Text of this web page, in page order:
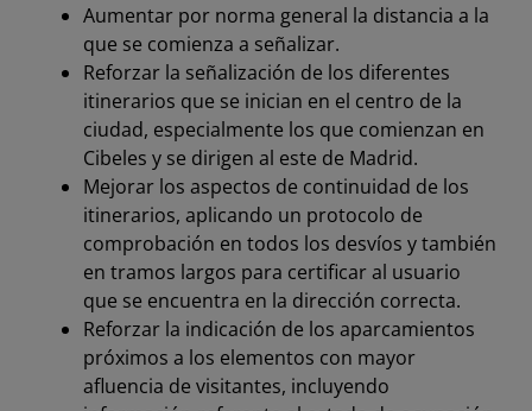
Aumentar por norma general la distancia a la
que se comienza a señalizar.
Reforzar la señalización de los diferentes
itinerarios que se inician en el centro de la
ciudad, especialmente los que comienzan en
Cibeles y se dirigen al este de Madrid.
Mejorar los aspectos de continuidad de los
itinerarios, aplicando un protocolo de
comprobación en todos los desvíos y también
en tramos largos para certificar al usuario
que se encuentra en la dirección correcta.
Reforzar la indicación de los aparcamientos
próximos a los elementos con mayor
afluencia de visitantes, incluyendo